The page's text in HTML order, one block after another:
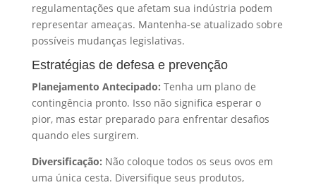
regulamentações que afetam sua indústria podem
representar ameaças. Mantenha-se atualizado sobre
possíveis mudanças legislativas.
Estratégias de defesa e prevenção
Planejamento Antecipado: Tenha um plano de
contingência pronto. Isso não significa esperar o
pior, mas estar preparado para enfrentar desafios
quando eles surgirem.
Diversificação: Não coloque todos os seus ovos em
uma única cesta. Diversifique seus produtos,